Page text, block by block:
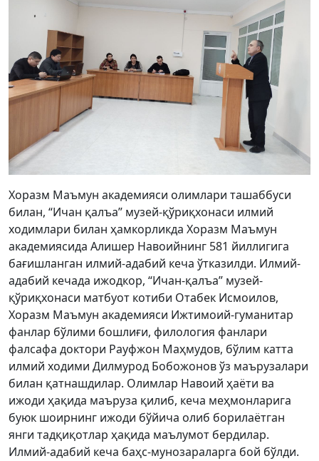
Хоразм Маъмун академияси олимлари ташаббуси
билан, “Ичан қалъа” музей-қўриқхонаси илмий
ходимлари билан ҳамкорликда Хоразм Маъмун
академиясида Алишер Навоийнинг 581 йиллигига
бағишланган илмий-адабий кеча ўтказилди. Илмий-
адабий кечада ижодкор, “Ичан-қалъа” музей-
қўриқхонаси матбуот котиби Отабек Исмоилов,
Хоразм Маъмун академияси Ижтимоий-гуманитар
фанлар бўлими бошлиғи, филология фанлари
фалсафа доктори Рауфжон Маҳмудов, бўлим катта
илмий ходими Дилмурод Бобожонов ўз маърузалари
билан қатнашдилар. Олимлар Навоий ҳаёти ва
ижоди ҳақида маъруза қилиб, кеча меҳмонларига
буюк шоирнинг ижоди бўйича олиб борилаётган
янги тадқиқотлар ҳақида маълумот бердилар.
Илмий-адабий кеча баҳс-мунозараларга бой бўлди.